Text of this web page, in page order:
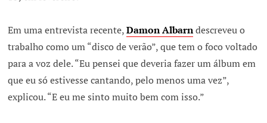
Em uma entrevista recente,Damon Albarndescreveu o
trabalho como um “disco de verão”, que tem o foco voltado
para a voz dele. “Eu pensei que deveria fazer um álbum em
que eu só estivesse cantando, pelo menos uma vez”,
explicou. “E eu me sinto muito bem com isso.”